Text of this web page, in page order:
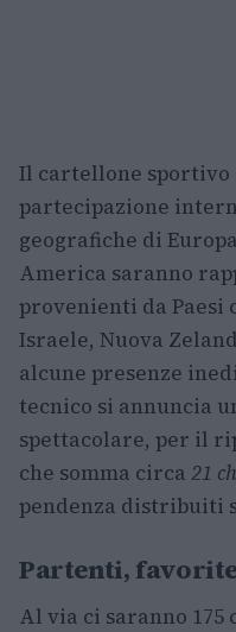
Il cartellone sportivo
partecipazione
geografiche di
America saranno
provenienti da Paesi
Israele, Nuova
alcune presenze
tecnico si annuncia
spettacolare, per il
che somma circa 21
pendenza distribuiti
Partenti,
Al via ci saranno